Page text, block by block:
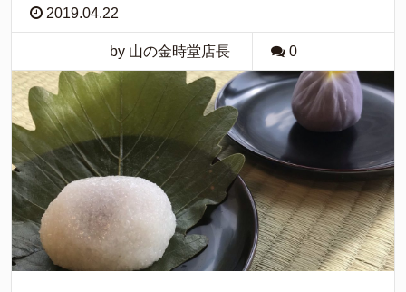
2019.04.22
by 山の金時堂店長 0